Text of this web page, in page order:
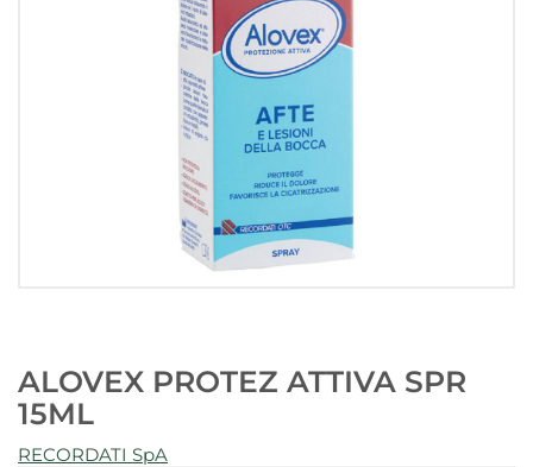
ALOVEX PROTEZ ATTIVA SPR
15ML
RECORDATI SpA